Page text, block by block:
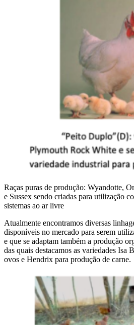
Raças puras de produção: Wyandotte,
e Sussex sendo criadas para utilização
sistemas ao ar livre
Atualmente encontramos diversas
disponíveis no mercado para serem
e que se adaptam também a produção
das quais destacamos as variedades Isa
ovos e Hendrix para produção de carne.